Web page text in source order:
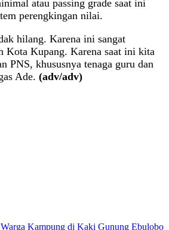
atau passing grade saat ini
perengkingan nilai.
hilang. Karena ini sangat
Kota Kupang. Karena saat ini kita
PNS, khususnya tenaga guru dan
Ade. (adv/adv)
Kampung di Kaki Gunung Ebulobo